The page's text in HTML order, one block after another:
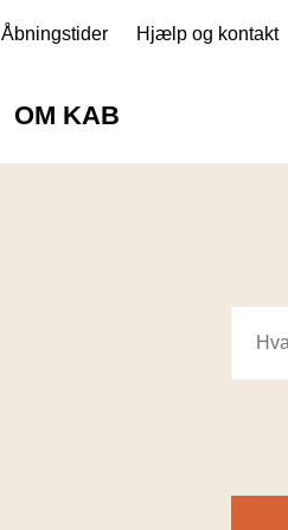
Åbningstider Hjælp og kontakt
OM KAB